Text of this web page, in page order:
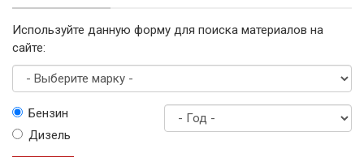
Используйте данную форму для поиска материалов на
сайте:
маркуБензин
Дизель